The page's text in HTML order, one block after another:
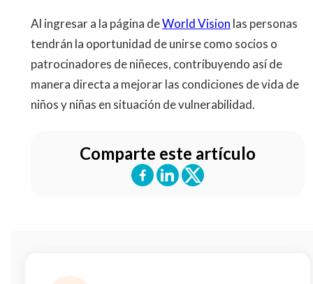
Al ingresar a la página deWorld Vision las personas
tendrán la oportunidad de unirse como socios o
patrocinadores de niñeces, contribuyendo así de
manera directa a mejorar las condiciones de vida de
niños y niñas en situación de vulnerabilidad.
Comparte este artículo